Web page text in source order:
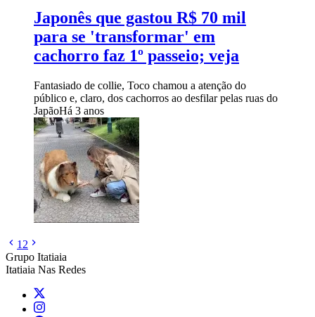
Japonês que gastou R$ 70 mil
para se 'transformar' em
cachorro faz 1º passeio; veja
Fantasiado de collie, Toco chamou a atenção do
público e, claro, dos cachorros ao desfilar pelas ruas do
JapãoHá 3 anos
1 2
Grupo Itatiaia
Itatiaia Nas Redes